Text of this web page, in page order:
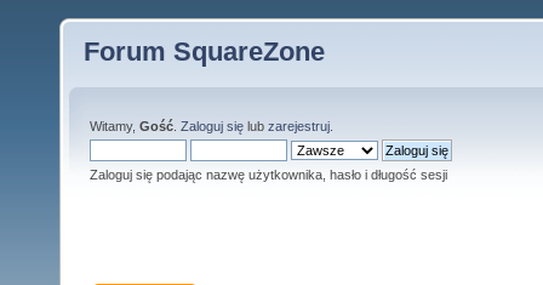
Forum SquareZone
Witamy, Gość Zaloguj się lub zarejestruj
Zaloguj się podając nazwę użytkownika, hasło i długość sesji